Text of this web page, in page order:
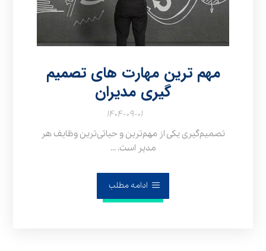
مهم ترین مهارت های تصمیم
گیری مدیران
۱۴۰۴-۰۹-۰۱
تصمیم‌گیری یکی از مهم‌ترین و حیاتی‌ترین وظایف هر
مدیر است. ...
ادامه مطلب